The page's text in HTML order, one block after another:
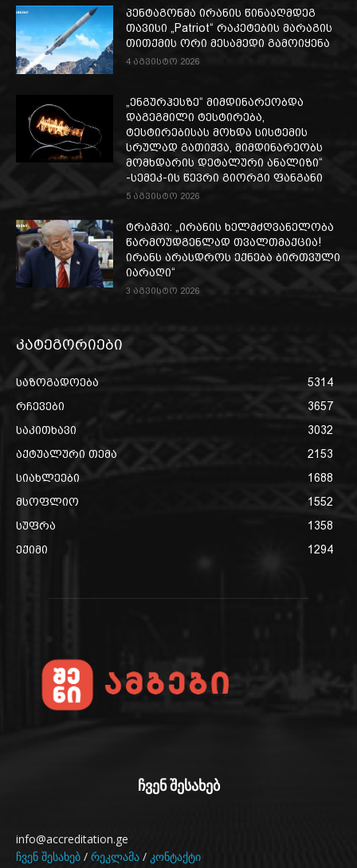
პენტაგონმა ირანის წინააღმდეგ
თავისი „Patriot“ რაკეტების მარაგის
თითქმის ორი მესამედი გამოიყენა
4 აგვისტო 2026
„ენგურჰესზე“ მიმდინარეობდა
დაგეგმილი ტესტირება,
ტესტირებისას მოხდა სისტემის
სრულად გათიშვა, მიმდინარეობს
მომხდარის დეტალური ანალიზი“
-სემეკ-ის წევრი გიორგი ფანგანი
5 აგვისტო 2026
ტრამპი: „ირანის ხელმძღვანელობა
წარმოუდგენლად თვალთმაქცია!
ირანს არასდროს ექნება ბირთვული
იარაღი“
3 აგვისტო 2026
კატეგორიები
საზოგადოება
5314
რჩევები
3657
საკითხავი
3032
აქტუალური თემა
2153
სიახლეები
1688
მსოფლიო
1552
სუფრა
1358
ექიმი
1294
ჩვენ შესახებ
info@accreditation.ge
ჩვენ შესახებ / რეკლამა / კონტაქტი